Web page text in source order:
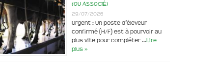
(ou associé)
29/07/2026
Urgent : Un poste d’éleveur
confirmé (H/F) est à pourvoir au
plus vite pour compléter …Lire
plus »